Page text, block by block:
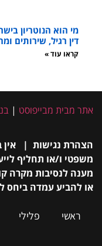
מי הוא הנוטריון
דין רגיל, שירותים
קראו עוד »
אתר מבית מבייפוסט |
הצהרת נגישות | אין
משפטי ו/או תחליף
מענה לנסיבות מקרה
או להביע עמדה ביחס
ראשי פלילי